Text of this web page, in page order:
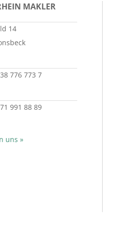
MAKLER
14
776 773 7
991 88 89
uns »